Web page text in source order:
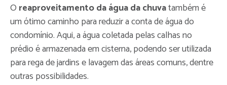
O reaproveitamento da água da chuvatambém é
um ótimo caminho para reduzir a conta de água do
condomínio. Aqui, a água coletada pelas calhas no
prédio é armazenada em cisterna, podendo ser utilizada
para rega de jardins e lavagem das áreas comuns, dentre
outras possibilidades.